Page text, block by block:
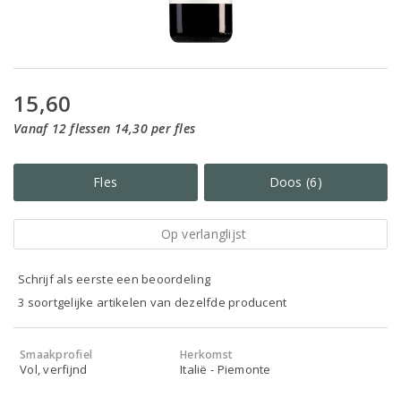
15,60
Vanaf 12 flessen 14,30 per fles
Fles Doos (6)
Op verlanglijst
Schrijf als eerste een beoordeling
3 soortgelijke artikelen van dezelfde producent
Smaakprofiel
Vol, verfijnd
Herkomst
Italië - Piemonte